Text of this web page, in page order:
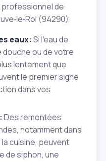
professionnel de
(94290):
eaux: Si l'eau de
ou de votre
lentement que
le premier signe
dans vos
Des remontées
notamment dans
cuisine, peuvent
de siphon, une